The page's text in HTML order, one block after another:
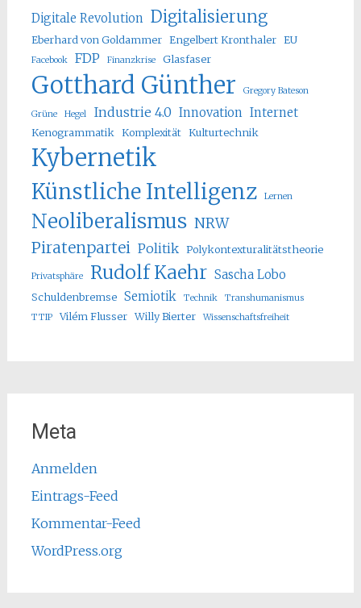
Digitale Revolution Digitalisierung
Eberhard von Goldammer Engelbert Kronthaler EU
Facebook FDP Finanzkrise Glasfaser
Gotthard Günther Gregory Bateson
Grüne Hegel Industrie 4.0 Innovation Internet
Kenogrammatik Komplexität Kulturtechnik
Kybernetik
Künstliche Intelligenz Lernen
Neoliberalismus NRW
Piratenpartei Politik Polykontexturalitätstheorie
Privatsphäre Rudolf Kaehr Sascha Lobo
Schuldenbremse Semiotik Technik
Transhumanismus
TTIP
Vilém Flusser Willy Bierter Wissenschaftsfreiheit
Meta
Anmelden
Eintrags-Feed
Kommentar-Feed
WordPress.org